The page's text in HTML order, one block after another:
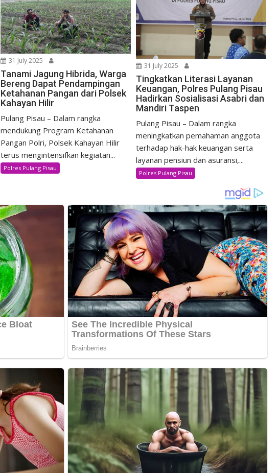
31 July 2025
Tanami Jagung Hibrida, Warga
Bereng Dapat Pendampingan
Ketahanan Pangan dari Polsek
Kahayan Hilir
Pulang Pisau – Dalam rangka
mendukung Program Ketahanan
Pangan Polri, Polsek Kahayan Hilir
terus mengintensifkan kegiatan...
Polres Pulang Pisau
31 July 2025
Tingkatkan Literasi Layanan
Keuangan, Polres Pulang Pisau
Hadirkan Sosialisasi Asabri dan
Mandiri Taspen
Pulang Pisau – Dalam rangka
meningkatkan pemahaman anggota
terhadap hak-hak keuangan serta
layanan pensiun dan asuransi,...
Polres Pulang Pisau